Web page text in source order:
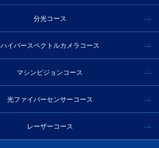
分光コース
ハイパースペクトルカメラコース
マシンビジョンコース
光ファイバーセンサーコース
レーザーコース